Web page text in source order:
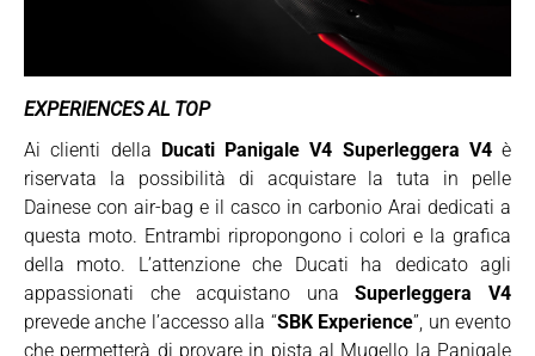
EXPERIENCES AL TOP
Ai clienti della Ducati Panigale V4 Superleggera V4è
riservata la possibilità di acquistare la tuta in pelle
Dainese con air-bag e il casco in carbonio Arai dedicati a
questa moto. Entrambi ripropongono i colori e la grafica
della moto. L’attenzione che Ducati ha dedicato agli
appassionati che acquistano unaSuperleggera V4
prevede anche l’accesso alla “SBK Experience”, un evento
che permetterà di provare in pista al Mugello la Panigale